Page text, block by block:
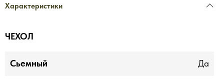
Характеристики
ЧЕХОЛ
Сьемный Да